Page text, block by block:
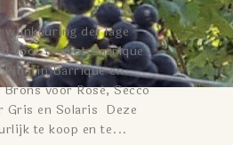
der lage
voor Regent Barrique
Barrique en
voor Rosé, Secco
Gris en Solaris Deze
te koop en te...